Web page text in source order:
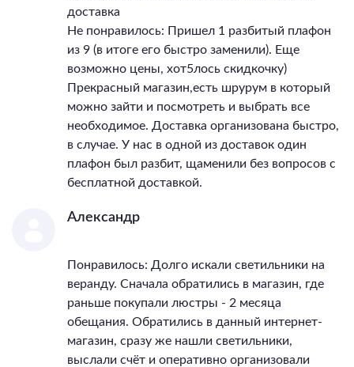
доставка
Не понравилось: Пришел 1 разбитый плафон
из 9 (в итоге его быстро заменили). Еще
возможно цены, хот5лось скидкочку)
Прекрасный магазин,есть шрурум в который
можно зайти и посмотреть и выбрать все
необходимое. Доставка организована быстро,
в случае. У нас в одной из доставок один
плафон был разбит, щаменили без вопросов с
бесплатной доставкой.
Александр
Понравилось: Долго искали светильники на
веранду. Сначала обратились в магазин, где
раньше покупали люстры - 2 месяца
обещания. Обратились в данный интернет-
магазин, сразу же нашли светильники,
выслали счёт и оперативно организовали